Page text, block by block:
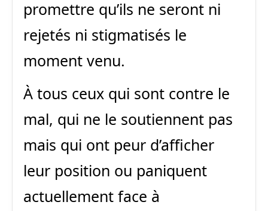
promettre qu’ils ne seront ni
rejetés ni stigmatisés le
moment venu.
À tous ceux qui sont contre le
mal, qui ne le soutiennent pas
mais qui ont peur d’afficher
leur position ou paniquent
actuellement face à